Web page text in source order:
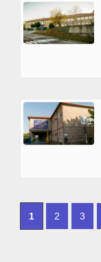
PAGES
1 2 3